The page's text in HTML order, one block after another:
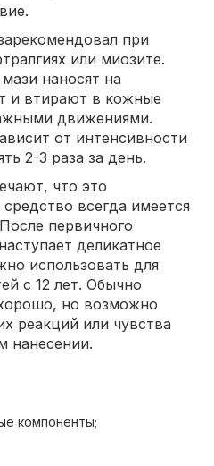
при
или миозите.
наносят на
и втирают в кожные
движениями.
от интенсивности
2-3 раза за день.
что это
всегда имеется
первичного
деликатное
использовать для
с 12 лет. Обычно
но возможно
реакций или чувства
нанесении.
компоненты;